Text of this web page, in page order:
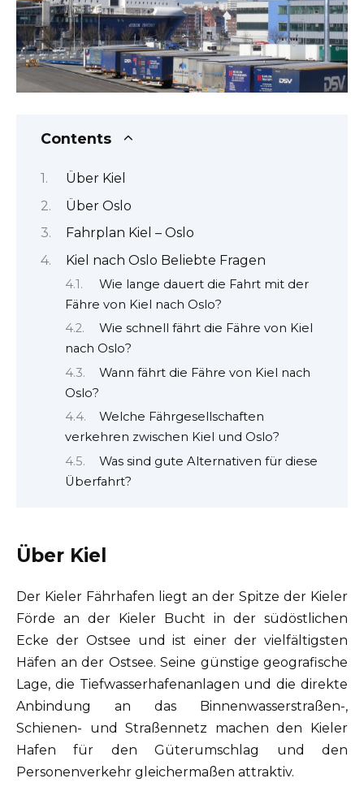
Contents
Über Kiel
Über Oslo
Fahrplan Kiel – Oslo
Kiel nach Oslo Beliebte Fragen
Wie lange dauert die Fahrt mit der
Fähre von Kiel nach Oslo?
Wie schnell fährt die Fähre von Kiel
nach Oslo?
Wann fährt die Fähre von Kiel nach
Oslo?
Welche Fährgesellschaften
verkehren zwischen Kiel und Oslo?
Was sind gute Alternativen für diese
Überfahrt?
Über Kiel
Der Kieler Fährhafen liegt an der Spitze der Kieler
Förde an der Kieler Bucht in der südöstlichen
Ecke der Ostsee und ist einer der vielfältigsten
Häfen an der Ostsee. Seine günstige geografische
Lage, die Tiefwasserhafenanlagen und die direkte
Anbindung an das Binnenwasserstraßen-,
Schienen- und Straßennetz machen den Kieler
Hafen für den Güterumschlag und den
Personenverkehr gleichermaßen attraktiv.